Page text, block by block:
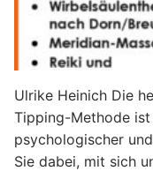
Ulrike Heinich Die
Tipping-Methode ist
psychologischer
Sie dabei, mit sich